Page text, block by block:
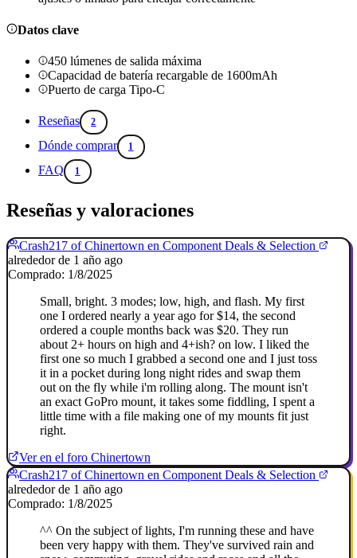
Datos clave
450 lúmenes de salida máxima
Capacidad de batería recargable de 1600mAh
Puerto de carga Tipo-C
Reseñas 2
Dónde comprar 1
FAQ 1
Reseñas y valoraciones
Crash217 of Chinertown en Component Deals & Selection
alrededor de 1 año ago
Comprado: 1/8/2025
Small, bright. 3 modes; low, high, and flash. My first
one I ordered nearly a year ago for $14, the second
ordered a couple months back was $20. They run
about 2+ hours on high and 4+ish? on low. I liked the
first one so much I grabbed a second one and I just toss
it in a pocket during long night rides and swap them
out on the fly while i'm rolling along. The mount isn't
an exact GoPro mount, it takes some fiddling, I spent a
little time with a file making one of my mounts fit just
right.
Ver en el foro Chinertown
Crash217 of Chinertown en Component Deals & Selection
alrededor de 1 año ago
Comprado: 1/8/2025
^^ On the subject of lights, I'm running these and have
been very happy with them. They've survived rain and